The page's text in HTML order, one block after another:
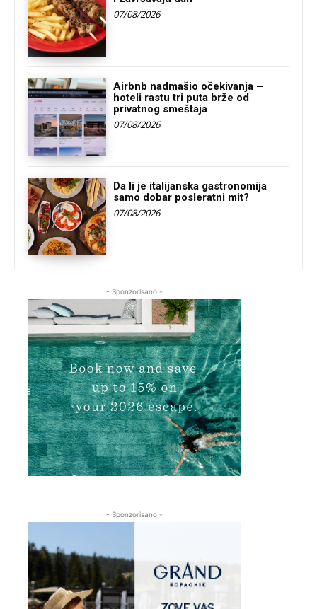
07/08/2026
Airbnb nadmašio očekivanja –
hoteli rastu tri puta brže od
privatnog smeštaja
07/08/2026
Da li je italijanska gastronomija
samo dobar posleratni mit?
07/08/2026
- Sponzorisano -
- Sponzorisano -